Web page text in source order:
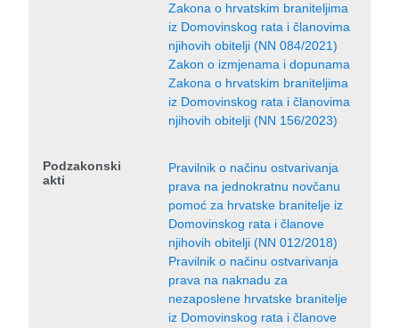
Zakona o hrvatskim braniteljima
iz Domovinskog rata i članovima
njihovih obitelji (NN 084/2021)
Zakon o izmjenama i dopunama
Zakona o hrvatskim braniteljima
iz Domovinskog rata i članovima
njihovih obitelji (NN 156/2023)
Podzakonski
akti
Pravilnik o načinu ostvarivanja
prava na jednokratnu novčanu
pomoć za hrvatske branitelje iz
Domovinskog rata i članove
njihovih obitelji (NN 012/2018)
Pravilnik o načinu ostvarivanja
prava na naknadu za
nezaposlene hrvatske branitelje
iz Domovinskog rata i članove